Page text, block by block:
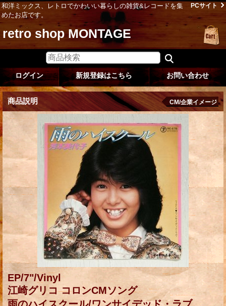
和洋ミックス、レトロでかわいい暮らしの雑貨&レコードを集
めたお店です。
PCサイト
retro shop MONTAGE
ログイン 新規登録はこちら お問い合わせ
商品説明 CM/企業イメージ
EP/7"/Vinyl
江崎グリコ コロンCMソング
雨のハイスクール/ワンサイデッド・ラブ